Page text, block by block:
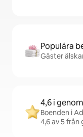
Populära
Gäster
4,6 i
Boenden i
4,6 av 5 från